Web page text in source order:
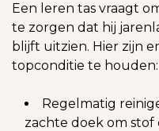
Een leren tas vraagt
te zorgen dat hij
blijft uitzien. Hier zijn
topconditie te houden:
Regelmatig
zachte doek om